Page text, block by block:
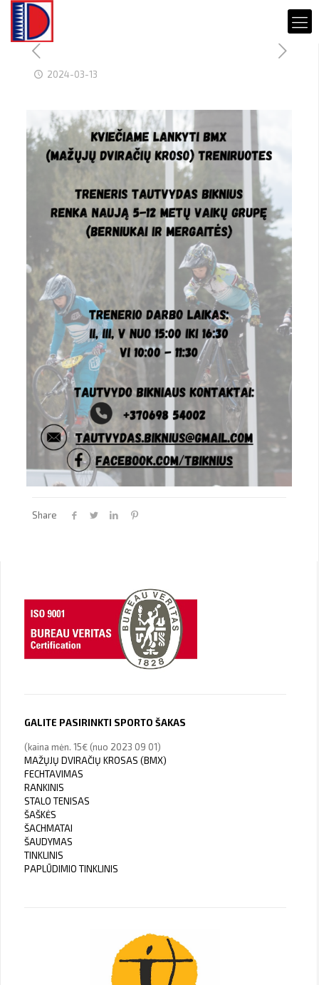
2024-03-13
Share
GALITE PASIRINKTI SPORTO ŠAKAS
(kaina mėn. 15€ (nuo 2023 09 01)
MAŽŲJŲ DVIRAČIŲ KROSAS (BMX)
FECHTAVIMAS
RANKINIS
STALO TENISAS
ŠAŠKĖS
ŠACHMATAI
ŠAUDYMAS
TINKLINIS
PAPLŪDIMIO TINKLINIS